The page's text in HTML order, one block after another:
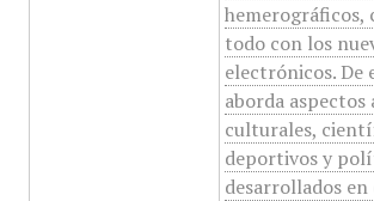
hemerográficos,
todo con los
electrónicos. De
aborda aspectos
culturales,
deportivos y
desarrollados en